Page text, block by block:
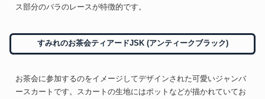
ス部分のバラのレースが特徴的です。
すみれのお茶会ティアードJSK (アンティークブラック)
お茶会に参加するのをイメージしてデザインされた可愛いジャンバ
ースカートです。スカートの生地にはポットなどが描かれていてお